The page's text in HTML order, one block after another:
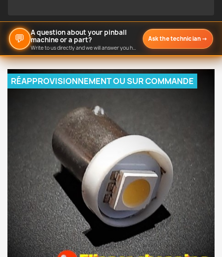
💬
A question about your pinball
machine or a part?
Write to us directly and we will answer you here.
Ask the technician →
RÉAPPROVISIONNEMENT OU SUR COMMANDE